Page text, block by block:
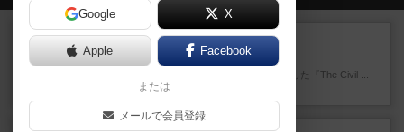
レビュー
南北戦争
1983年にVictory Gamesが出版した『The Civil ...
約2時間前
Google X
Apple Facebook
または
メールで会員登録